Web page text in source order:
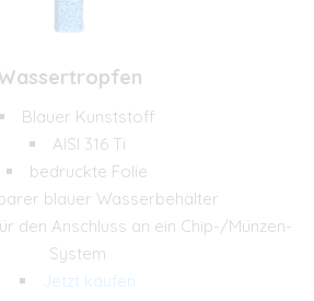
Blauer Kunststoff
AISI 316 Ti
bedruckte Folie
blauer Wasserbehälter
den Anschluss an ein Chip-/Münzen-
System
Jetzt kaufen